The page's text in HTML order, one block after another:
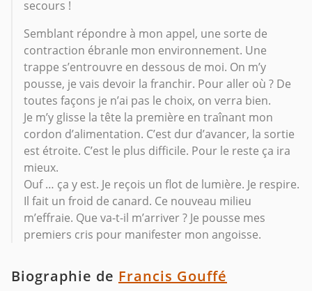
secours !
Semblant répondre à mon appel, une sorte de
contraction ébranle mon environnement. Une
trappe s’entrouvre en dessous de moi. On m’y
pousse, je vais devoir la franchir. Pour aller où ? De
toutes façons je n’ai pas le choix, on verra bien.
Je m’y glisse la tête la première en traînant mon
cordon d’alimentation. C’est dur d’avancer, la sortie
est étroite. C’est le plus difficile. Pour le reste ça ira
mieux.
Ouf … ça y est. Je reçois un flot de lumière. Je respire.
Il fait un froid de canard. Ce nouveau milieu
m’effraie. Que va-t-il m’arriver ? Je pousse mes
premiers cris pour manifester mon angoisse.
Biographie de Francis Gouffé